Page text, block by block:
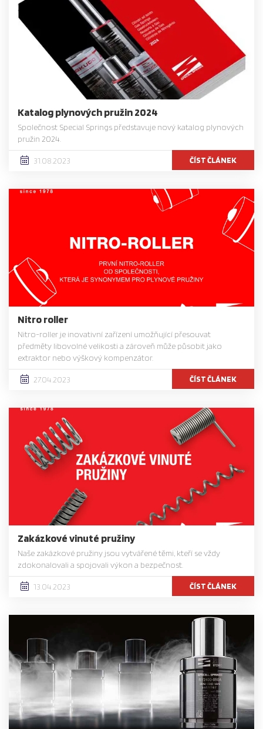
Katalog plynových pružin 2024
Společnost Special Springs představuje nový katalog plynových
pružin 2024.
31.08.2023 ČÍST ČLÁNEK
Nitro roller
Nitro-roller je inovativní zařízení umožňující přesouvat
předměty libovolné velikosti a zároveň může působit jako
extraktor nebo výškový kompenzátor.
27.04.2023 ČÍST ČLÁNEK
Zakázkové vinuté pružiny
Naše zakázkové pružiny jsou vytvářené těmi, kteří se vždy
zdokonalovali a spojovali výkon a bezpečnost.
13.04.2023 ČÍST ČLÁNEK